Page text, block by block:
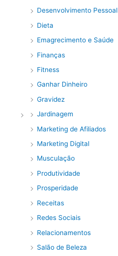
Desenvolvimento Pessoal
Dieta
Emagrecimento e Saúde
Finanças
Fitness
Ganhar Dinheiro
Gravidez
Jardinagem
Marketing de Afiliados
Marketing Digital
Musculação
Produtividade
Prosperidade
Receitas
Redes Sociais
Relacionamentos
Salão de Beleza